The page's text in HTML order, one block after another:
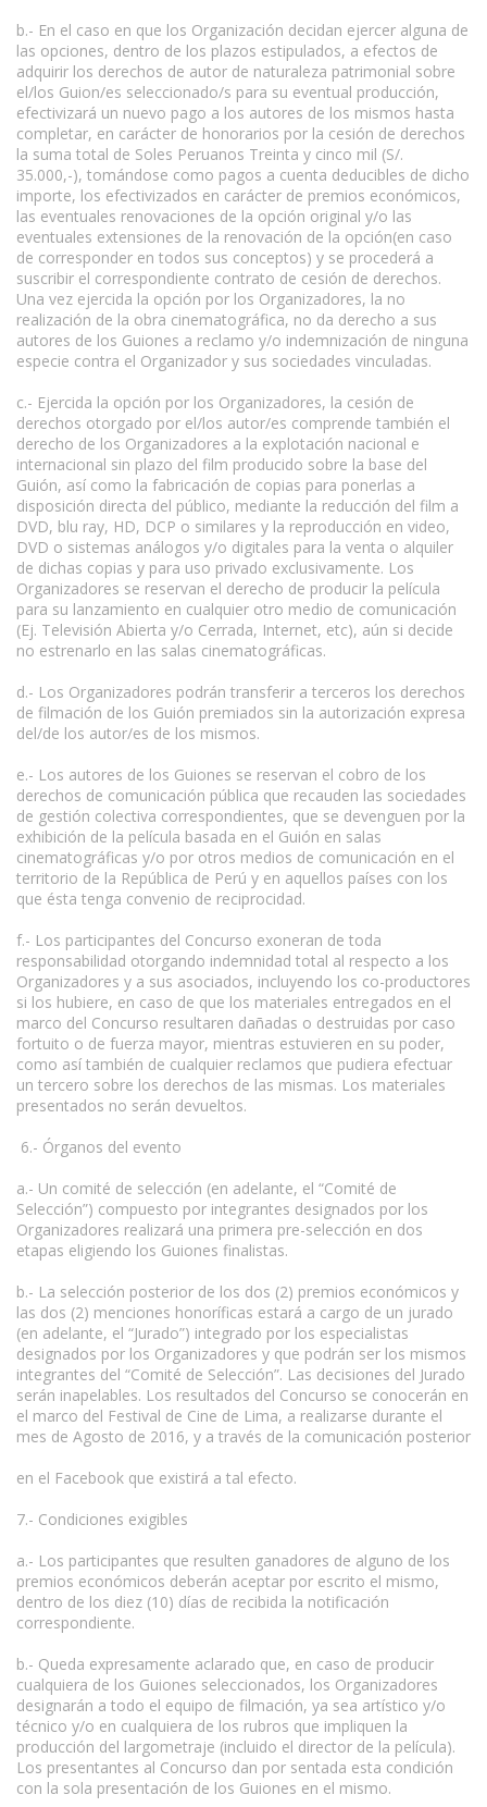
b.- En el caso en que los Organización decidan ejercer alguna de
las opciones, dentro de los plazos estipulados, a efectos de
adquirir los derechos de autor de naturaleza patrimonial sobre
el/los Guion/es seleccionado/s para su eventual producción,
efectivizará un nuevo pago a los autores de los mismos hasta
completar, en carácter de honorarios por la cesión de derechos
la suma total de Soles Peruanos Treinta y cinco mil (S/.
35.000,-), tomándose como pagos a cuenta deducibles de dicho
importe, los efectivizados en carácter de premios económicos,
las eventuales renovaciones de la opción original y/o las
eventuales extensiones de la renovación de la opción(en caso
de corresponder en todos sus conceptos) y se procederá a
suscribir el correspondiente contrato de cesión de derechos.
Una vez ejercida la opción por los Organizadores, la no
realización de la obra cinematográfica, no da derecho a sus
autores de los Guiones a reclamo y/o indemnización de ninguna
especie contra el Organizador y sus sociedades vinculadas.
c.- Ejercida la opción por los Organizadores, la cesión de
derechos otorgado por el/los autor/es comprende también el
derecho de los Organizadores a la explotación nacional e
internacional sin plazo del film producido sobre la base del
Guión, así como la fabricación de copias para ponerlas a
disposición directa del público, mediante la reducción del film a
DVD, blu ray, HD, DCP o similares y la reproducción en video,
DVD o sistemas análogos y/o digitales para la venta o alquiler
de dichas copias y para uso privado exclusivamente. Los
Organizadores se reservan el derecho de producir la película
para su lanzamiento en cualquier otro medio de comunicación
(Ej. Televisión Abierta y/o Cerrada, Internet, etc), aún si decide
no estrenarlo en las salas cinematográficas.
d.- Los Organizadores podrán transferir a terceros los derechos
de filmación de los Guión premiados sin la autorización expresa
del/de los autor/es de los mismos.
e.- Los autores de los Guiones se reservan el cobro de los
derechos de comunicación pública que recauden las sociedades
de gestión colectiva correspondientes, que se devenguen por la
exhibición de la película basada en el Guión en salas
cinematográficas y/o por otros medios de comunicación en el
territorio de la República de Perú y en aquellos países con los
que ésta tenga convenio de reciprocidad.
f.- Los participantes del Concurso exoneran de toda
responsabilidad otorgando indemnidad total al respecto a los
Organizadores y a sus asociados, incluyendo los co-productores
si los hubiere, en caso de que los materiales entregados en el
marco del Concurso resultaren dañadas o destruidas por caso
fortuito o de fuerza mayor, mientras estuvieren en su poder,
como así también de cualquier reclamos que pudiera efectuar
un tercero sobre los derechos de las mismas. Los materiales
presentados no serán devueltos.
6.- Órganos del evento
a.- Un comité de selección (en adelante, el “Comité de
Selección”) compuesto por integrantes designados por los
Organizadores realizará una primera pre-selección en dos
etapas eligiendo los Guiones finalistas.
b.- La selección posterior de los dos (2) premios económicos y
las dos (2) menciones honoríficas estará a cargo de un jurado
(en adelante, el “Jurado”) integrado por los especialistas
designados por los Organizadores y que podrán ser los mismos
integrantes del “Comité de Selección”. Las decisiones del Jurado
serán inapelables. Los resultados del Concurso se conocerán en
el marco del Festival de Cine de Lima, a realizarse durante el
mes de Agosto de 2016, y a través de la comunicación posterior
en el Facebook que existirá a tal efecto.
7.- Condiciones exigibles
a.- Los participantes que resulten ganadores de alguno de los
premios económicos deberán aceptar por escrito el mismo,
dentro de los diez (10) días de recibida la notificación
correspondiente.
b.- Queda expresamente aclarado que, en caso de producir
cualquiera de los Guiones seleccionados, los Organizadores
designarán a todo el equipo de filmación, ya sea artístico y/o
técnico y/o en cualquiera de los rubros que impliquen la
producción del largometraje (incluido el director de la película).
Los presentantes al Concurso dan por sentada esta condición
con la sola presentación de los Guiones en el mismo.